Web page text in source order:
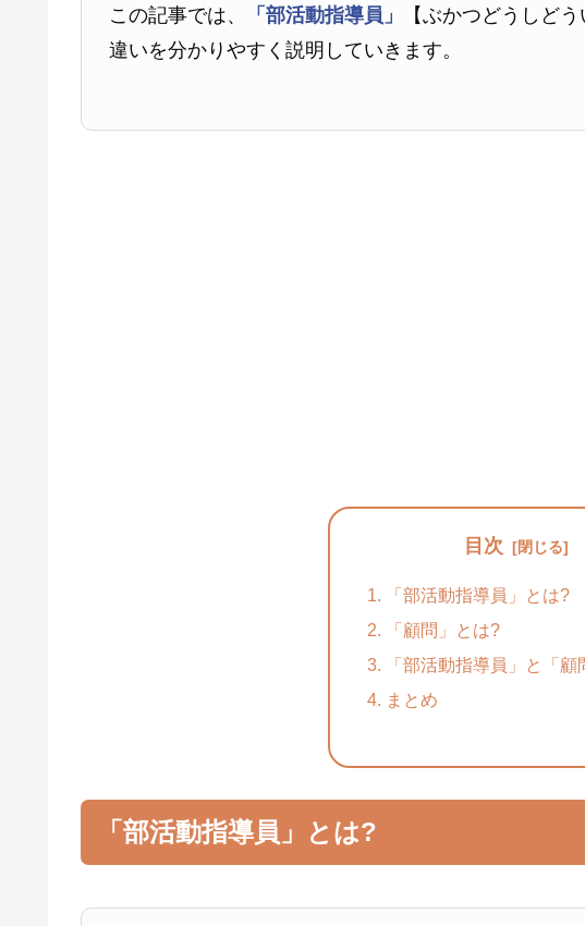
この記事では、 「部活動指導員」 【ぶかつどうしど
違いを分かりやすく説明していきます。
目次
「部活動指導員」とは?
「顧問」とは?
「部活動指導員」と「顧
まとめ
「部活動指導員」とは?